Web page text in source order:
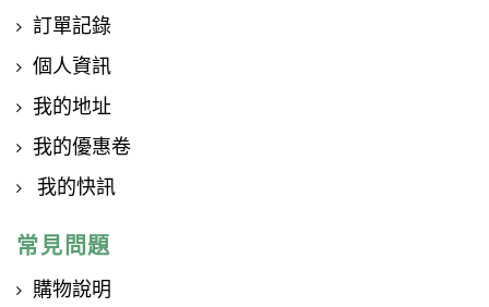
訂單記錄
個人資訊
我的地址
我的優惠卷
我的快訊
常見問題
購物說明